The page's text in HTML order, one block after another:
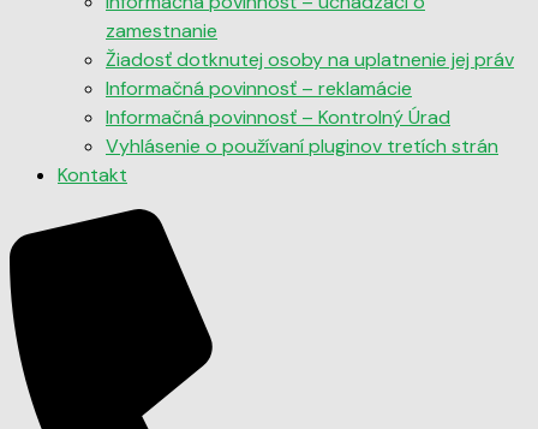
zamestnanie
Žiadosť dotknutej osoby na uplatnenie jej práv
Informačná povinnosť – reklamácie
Informačná povinnosť – Kontrolný Úrad
Vyhlásenie o používaní pluginov tretích strán
Kontakt